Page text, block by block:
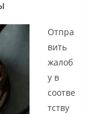
Отпра
вить
жалоб
у в
соотве
тству